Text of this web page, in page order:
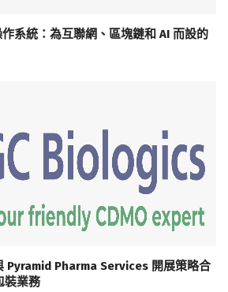
系統：為互聯網、區塊鏈和 AI 而設的
Pyramid Pharma Services 開展策略合
裝業務